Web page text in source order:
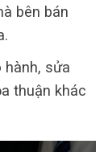
bên bán
hành, sửa
thuận khác